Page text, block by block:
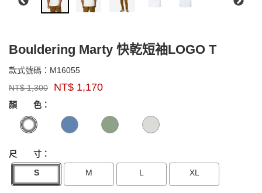
Bouldering Marty 快乾短袖LOGO T
款式號碼： M16055M16055
牌：
Marmot
NT$1,300 NT$ 1,170
GOODS000000000000004996107
顏 色：
尺 寸：
S
M L XL